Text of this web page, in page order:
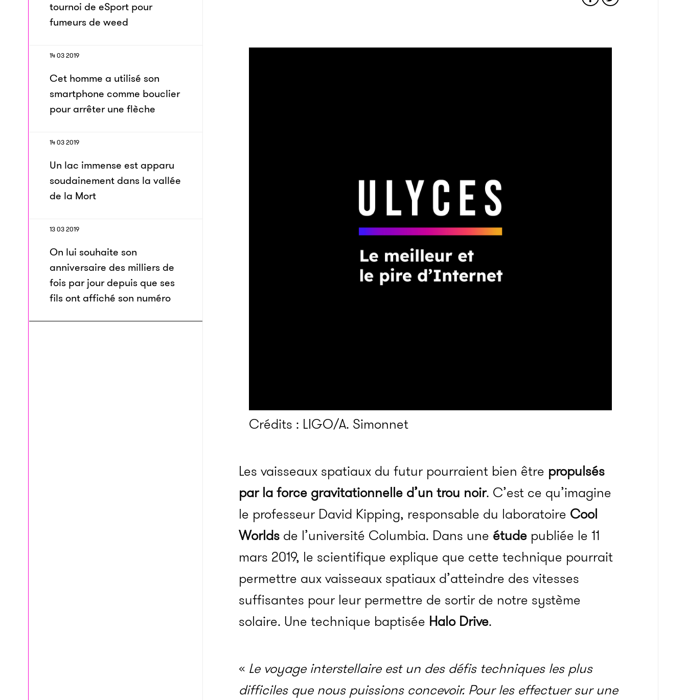
tournoi de eSport pour
fumeurs de weed
14 03 2019
Cet homme a utilisé son
smartphone comme bouclier
pour arrêter une flèche
14 03 2019
Un lac immense est apparu
soudainement dans la vallée
de la Mort
13 03 2019
On lui souhaite son
anniversaire des milliers de
fois par jour depuis que ses
fils ont affiché son numéro
Crédits : LIGO/A. Simonnet
Les vaisseaux spatiaux du futur pourraient bien être propulsés
par la force gravitationnelle d’un trou noir. C’est ce qu’imagine
le professeur David Kipping, responsable du laboratoire Cool
Worlds de l’université Columbia. Dans une étude publiée le 11
mars 2019, le scientifique explique que cette technique pourrait
permettre aux vaisseaux spatiaux d’atteindre des vitesses
suffisantes pour leur permettre de sortir de notre système
solaire. Une technique baptisée Halo Drive.
« Le voyage interstellaire est un des défis techniques les plus
difficiles que nous puissions concevoir. Pour les effectuer sur une